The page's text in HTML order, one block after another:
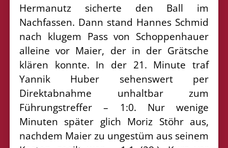
Hermanutz sicherte den Ball im
Nachfassen. Dann stand Hannes Schmid
nach klugem Pass von Schoppenhauer
alleine vor Maier, der in der Grätsche
klären konnte. In der 21. Minute traf
Yannik Huber sehenswert per
Direktabnahme unhaltbar zum
Führungstreffer – 1:0. Nur wenige
Minuten später glich Moriz Stöhr aus,
nachdem Maier zu ungestüm aus seinem